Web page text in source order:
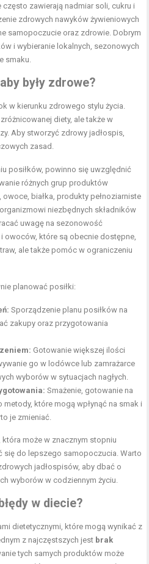
zawierają nadmiar soli, cukru i
zdrowych nawyków żywieniowych
samopoczucie oraz zdrowie. Dobrym
i wybieranie lokalnych, sezonowych
smaku.
były zdrowe?
w kierunku zdrowego stylu życia.
diety, ale także w
Aby stworzyć zdrowy jadłospis,
zasad.
posiłków, powinno się uwzględnić
różnych grup produktów
białka, produkty pełnoziarniste
niezbędnych składników
uwagę na sezonowość
owoców, które są obecnie dostępne,
ale także pomóc w ograniczeniu
planować posiłki:
Sporządzenie planu posiłków na
zakupy oraz przygotowania
Gotowanie większej ilości
go w lodówce lub zamrażarce
wyborów w sytuacjach nagłych.
Smażenie, gotowanie na
które mogą wpłynąć na smak i
je zmieniać.
może w znacznym stopniu
się do lepszego samopoczucia. Warto
jadłospisów, aby dbać o
wyborów w codziennym życiu.
w diecie?
dietetycznymi, które mogą wynikać z
z najczęstszych jest brak
tych samych produktów może